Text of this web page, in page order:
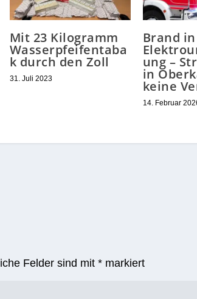
Mit 23 Kilogramm
Wasserpfeifentaba
k durch den Zoll
31. Juli 2023
Brand in
ung –
in
keine
14. Februar
Felder sind mit* markiert